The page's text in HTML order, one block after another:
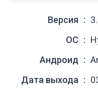
Версия
ОС
Андроид
Дата выхода